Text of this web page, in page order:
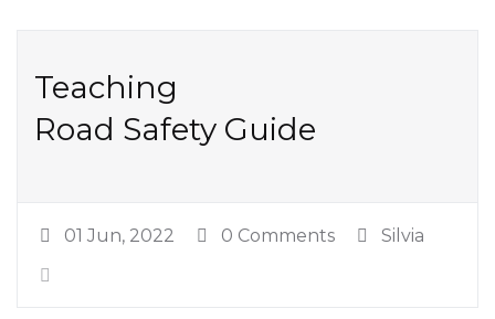
Teaching
Road Safety Guide
01 Jun, 2022 0 Comments Silvia